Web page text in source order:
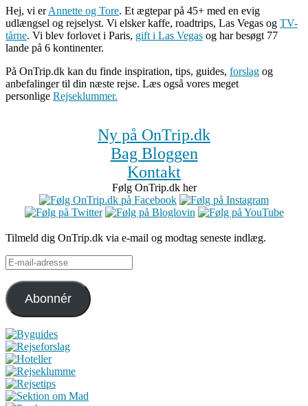
Hej, vi erAnnette og Tore. Et ægtepar på 45+ med en evig
udlængsel og rejselyst. Vi elsker kaffe, roadtrips, Las Vegas og TV-
tårne. Vi blev forlovet i Paris, gift i Las Vegas og har besøgt 77
lande på 6 kontinenter.
På OnTrip.dk kan du finde inspiration, tips, guides, forslag og
anbefalinger til din næste rejse. Læs også vores meget
personlige Rejseklummer.
Ny på OnTrip.dk
Bag Bloggen
Kontakt
Følg OnTrip.dk her
Tilmeld dig OnTrip.dk via e-mail og modtag seneste indlæg.
E-
mail-
adresse
Abonnér